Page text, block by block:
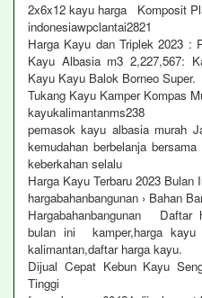
2x6x12 kayu harga Komposit
indonesiawpclantai2821
Harga Kayu dan Triplek 2023 :
Kayu Albasia m3 2,227,567:
Kayu Kayu Balok Borneo Super.
Tukang Kayu Kamper Kompas
kayukalimantanms238
pemasok kayu albasia murah
kemudahan berbelanja
keberkahan selalu
Harga Kayu Terbaru 2023
hargabahanbangunan › Bahan
Hargabahanbangunan Daftar
bulan ini kamper,harga kayu
kalimantan,daftar harga kayu.
Dijual Cepat Kebun Kayu
Tinggi